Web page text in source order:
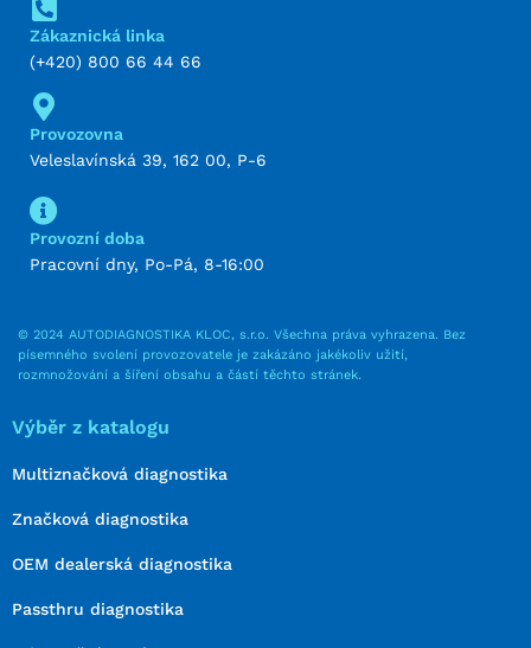
Zákaznická linka
(+420) 800 66 44 66
Provozovna
Veleslavínská 39, 162 00, P-6
Provozní doba
Pracovní dny, Po-Pá, 8-16:00
© 2024 AUTODIAGNOSTIKA KLOC, s.r.o. Všechna práva vyhrazena. Bez
písemného svolení provozovatele je zakázáno jakékoliv užití,
rozmnožování a šíření obsahu a částí těchto stránek.
Výběr z katalogu
Multiznačková diagnostika
Značková diagnostika
OEM dealerská diagnostika
Passthru diagnostika